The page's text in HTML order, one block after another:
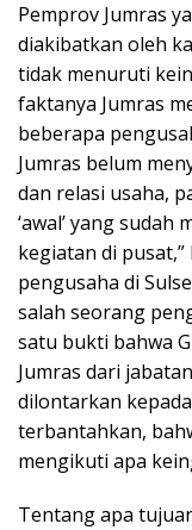
Pemprov Jumras
diakibatkan oleh
tidak menuruti
faktanya Jumras
beberapa
Jumras belum
dan relasi usaha,
‘awal’ yang
kegiatan di
pengusaha di
salah seorang
satu bukti bahwa
Jumras dari
dilontarkan
terbantahkan,
mengikuti apa
Tentang apa